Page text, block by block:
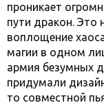
проникает
пути дракон. Это
воплощение
магии в одном
армия безумных
придумали
то совместной